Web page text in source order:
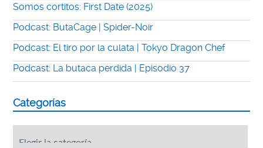
Somos cortitos: First Date (2025)
Podcast: ButaCage | Spider-Noir
Podcast: El tiro por la culata | Tokyo Dragon Chef
Podcast: La butaca perdida | Episodio 37
Categorías